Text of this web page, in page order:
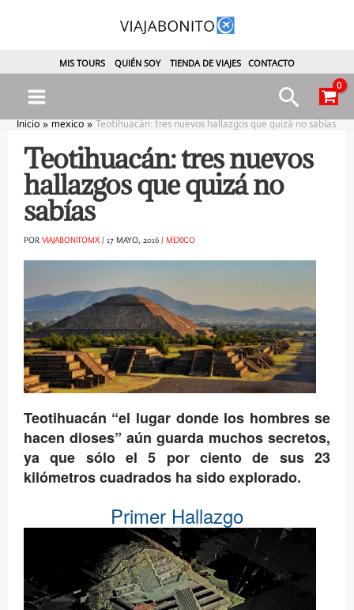
MIS TOURS QUIÉN SOY TIENDA DE VIAJES CONTACTO
Main
Menu
Inicio mexico Teotihuacán: tres nuevos hallazgos que quizá no sabías
Teotihuacán: tres nuevos
hallazgos que quizá no
sabías
POR VIAJABONITOMX / 17 MAYO, 2016 / MEXICO
Teotihuacán “el lugar donde los hombres se
hacen dioses” aún guarda muchos secretos,
ya que sólo el 5 por ciento de sus 23
kilómetros cuadrados ha sido explorado.
Primer Hallazgo